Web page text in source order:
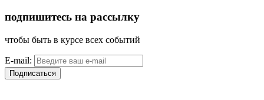
подпишитесь на рассылку
чтобы быть в курсе всех событий
E-mail:
Подписаться